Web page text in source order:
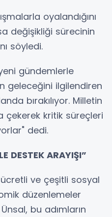
oyalandığını
değişikliği sürecinin
söyledi.
gündemlerle
geleceğini ilgilendiren
bırakılıyor. Milletin
çekerek kritik süreçleri
dedi.
DESTEK ARAYIŞI”
ve çeşitli sosyal
düzenlemeler
bu adımların